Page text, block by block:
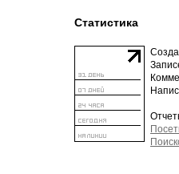
Статистика